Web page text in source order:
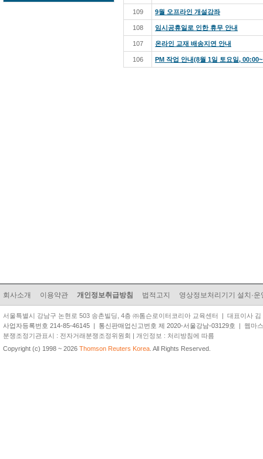
109 9월 오프라인 개설강좌
108 임시공휴일로 인한 휴무 안내
107 온라인 교재 배송지연 안내
106 PM 작업 안내(8월 1일 토요일,
회사소개 이용약관 개인정보취급방침 법적고지 영상정보처리기기 설치·운
서울특별시 강남구 논현로 503 송촌빌딩, 4층 ㈜톰슨로이터코리아 교육센터 | 대표이사
사업자등록번호 214-85-46145 | 통신판매업신고번호 제 2020-서울강남-03129호 | 웹마
분쟁조정기관표시 : 전자거래분쟁조정위원회 | 개인정보 : 처리방침에 따름
Copyright (c) 1998 ~ 2026 Thomson Reuters Korea . All Rights Reserved.